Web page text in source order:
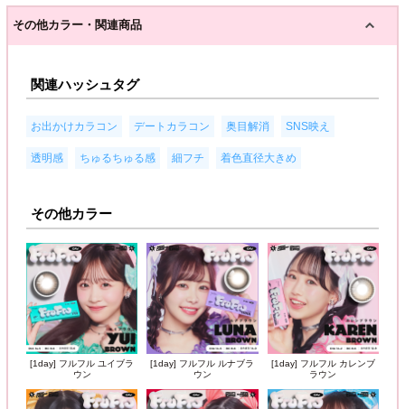
その他カラー・関連商品
関連ハッシュタグ
お出かけカラコン デートカラコン 奥目解消 SNS映え
透明感 ちゅるちゅる感 細フチ 着色直径大きめ
その他カラー
[1day] フルフル ユイブラ
ウン
[1day] フルフル ルナブラ
ウン
[1day] フルフル カレンブ
ラウン